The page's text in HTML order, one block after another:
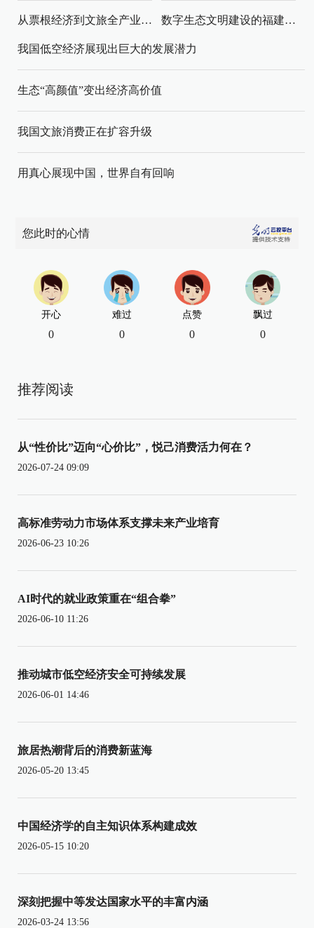
从票根经济到文旅全产业链升级 数字生态文明建设的福建路径与启示
我国低空经济展现出巨大的发展潜力
生态“高颜值”变出经济高价值
我国文旅消费正在扩容升级
用真心展现中国，世界自有回响
您此时的心情
开心
0
难过
0
点赞
0
飘过
0
推荐阅读
从“性价比”迈向“心价比”，悦己消费活力何在？
2026-07-24 09:09
高标准劳动力市场体系支撑未来产业培育
2026-06-23 10:26
AI时代的就业政策重在“组合拳”
2026-06-10 11:26
推动城市低空经济安全可持续发展
2026-06-01 14:46
旅居热潮背后的消费新蓝海
2026-05-20 13:45
中国经济学的自主知识体系构建成效
2026-05-15 10:20
深刻把握中等发达国家水平的丰富内涵
2026-03-24 13:56